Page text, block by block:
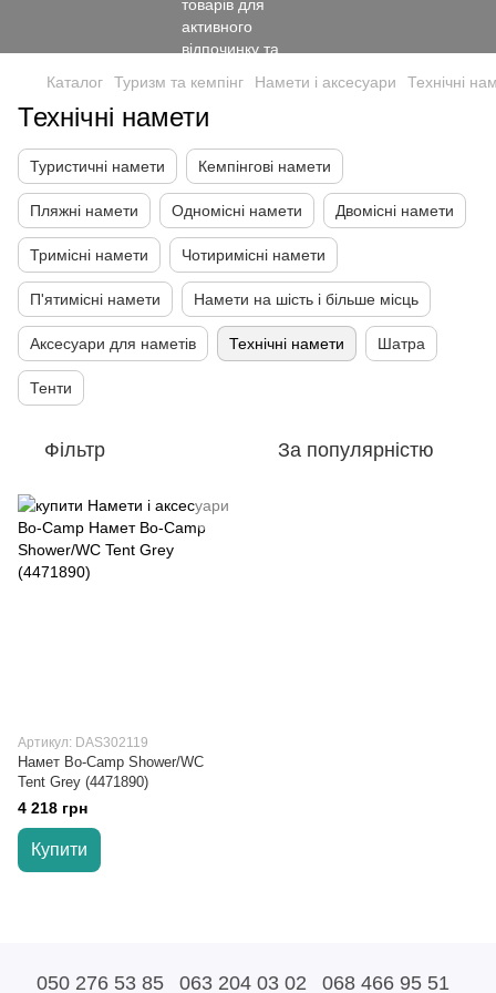
Каталог Туризм та кемпінг Намети і аксесуари Технічні
Технічні намети
Туристичні намети Кемпінгові намети
Пляжні намети Одномісні намети Двомісні намети
Тримісні намети Чотиримісні намети
П'ятимісні намети Намети на шість і більше місць
Аксесуари для наметів Технічні намети Шатра
Тенти
Фільтр За популярністю
Артикул: DAS302119
Намет Bo-Camp Shower/WC
Tent Grey (4471890)
4 218 грн
Купити
050 276 53 85 063 204 03 02 068 466 95 51